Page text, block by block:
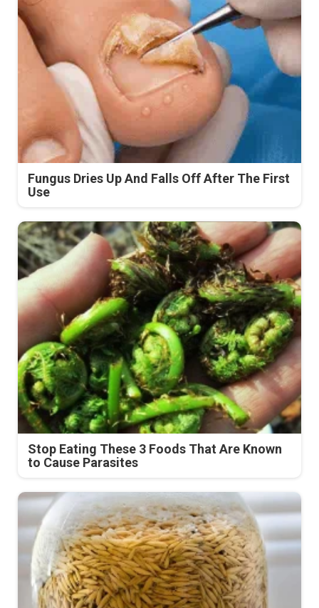
Fungus Dries Up And Falls Off After The First
Use
Stop Eating These 3 Foods That Are Known
to Cause Parasites